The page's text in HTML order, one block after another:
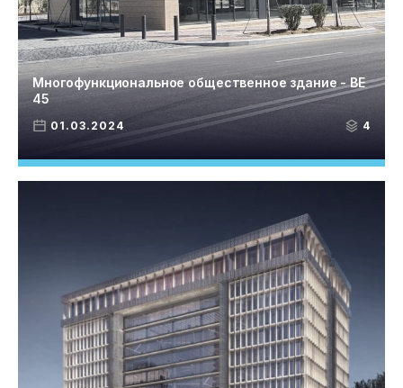
01.03.2024 4
Многофункциональное общественное здание - BE
45